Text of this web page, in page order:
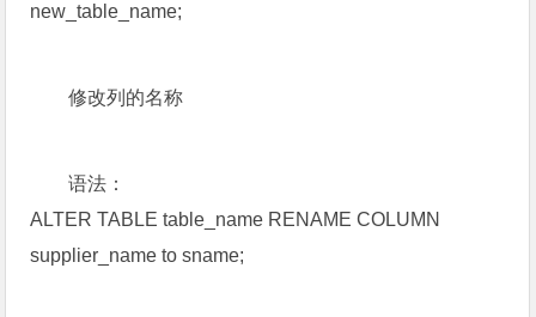
new_table_name;
修改列的名称
语法：
ALTER TABLE table_name RENAME COLUMN
supplier_name to sname;